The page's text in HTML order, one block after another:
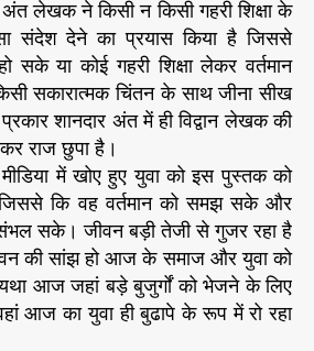
लेखक ने किसी न किसी गहरी शिक्षा के
संदेश देने का प्रयास किया है जिससे
सके या कोई गहरी शिक्षा लेकर वर्तमान
सकारात्मक चिंतन के साथ जीना सीख
शानदार अंत में ही विद्वान लेखक की
राज छुपा है।
में खोए हुए युवा को इस पुस्तक को
जिससे कि वह वर्तमान को समझ सके और
सके। जीवन बड़ी तेजी से गुजर रहा है
की सांझ हो आज के समाज और युवा को
आज जहां बड़े बुजुर्गों को भेजने के लिए
आज का युवा ही बुढापे के रूप में रो रहा